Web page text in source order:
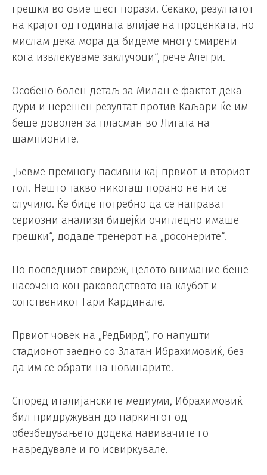
грешки во овие шест порази. Секако, резултатот
на крајот од годината влијае на проценката, но
мислам дека мора да бидеме многу смирени
кога извлекуваме заклучоци“, рече Алегри.
Особено болен детаљ за Милан е фактот дека
дури и нерешен резултат против Каљари ќе им
беше доволен за пласман во Лигата на
шампионите.
„Бевме премногу пасивни кај првиот и вториот
гол. Нешто такво никогаш порано не ни се
случило. Ќе биде потребно да се направат
сериозни анализи бидејќи очигледно имаше
грешки“, додаде тренерот на „росонерите“.
По последниот свиреж, целото внимание беше
насочено кон раководството на клубот и
сопственикот Гари Кардинале.
Првиот човек на „РедБирд“, го напушти
стадионот заедно со Златан Ибрахимовиќ, без
да им се обрати на новинарите.
Според италијанските медиуми, Ибрахимовиќ
бил придружуван до паркингот од
обезбедувањето додека навивачите го
навредувале и го исвиркувале.